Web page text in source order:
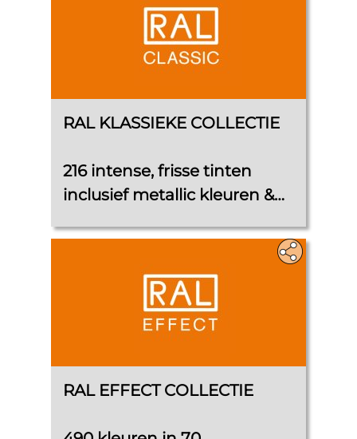
RAL KLASSIEKE COLLECTIE
216 intense, frisse tinten
inclusief metallic kleuren &
RAL EFFECT COLLECTIE